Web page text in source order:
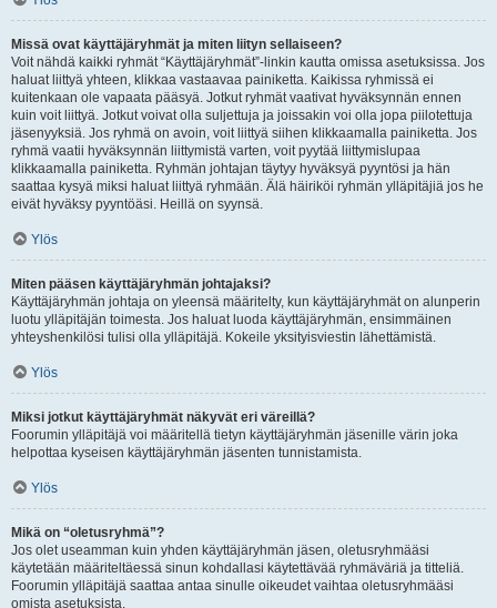
Missä ovat käyttäjäryhmät ja miten liityn sellaiseen?
Voit nähdä kaikki ryhmät “Käyttäjäryhmät”-linkin kautta omissa asetuksissa. Jos
haluat liittyä yhteen, klikkaa vastaavaa painiketta. Kaikissa ryhmissä ei
kuitenkaan ole vapaata pääsyä. Jotkut ryhmät vaativat hyväksynnän ennen
kuin voit liittyä. Jotkut voivat olla suljettuja ja joissakin voi olla jopa piilotettuja
jäsenyyksiä. Jos ryhmä on avoin, voit liittyä siihen klikkaamalla painiketta. Jos
ryhmä vaatii hyväksynnän liittymistä varten, voit pyytää liittymislupaa
klikkaamalla painiketta. Ryhmän johtajan täytyy hyväksyä pyyntösi ja hän
saattaa kysyä miksi haluat liittyä ryhmään. Älä häiriköi ryhmän ylläpitäjiä jos he
eivät hyväksy pyyntöäsi. Heillä on syynsä.
Ylös
Miten pääsen käyttäjäryhmän johtajaksi?
Käyttäjäryhmän johtaja on yleensä määritelty, kun käyttäjäryhmät on alunperin
luotu ylläpitäjän toimesta. Jos haluat luoda käyttäjäryhmän, ensimmäinen
yhteyshenkilösi tulisi olla ylläpitäjä. Kokeile yksityisviestin lähettämistä.
Ylös
Miksi jotkut käyttäjäryhmät näkyvät eri väreillä?
Foorumin ylläpitäjä voi määritellä tietyn käyttäjäryhmän jäsenille värin joka
helpottaa kyseisen käyttäjäryhmän jäsenten tunnistamista.
Ylös
Mikä on “oletusryhmä”?
Jos olet useamman kuin yhden käyttäjäryhmän jäsen, oletusryhmääsi
käytetään määriteltäessä sinun kohdallasi käytettävää ryhmäväriä ja titteliä.
Foorumin ylläpitäjä saattaa antaa sinulle oikeudet vaihtaa oletusryhmääsi
omista asetuksista.